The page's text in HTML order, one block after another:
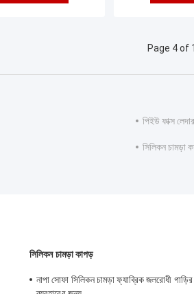
Page 4 of
পিইউ ফাক্স লেদার
সিলিকন চামড়া
সিলিকন চামড়া কাপড়
নাপা সোফা সিলিকন চামড়া ফ্যাব্রিক জলরোধী গাড়ির